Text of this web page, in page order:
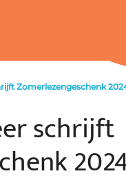
Zomerlezengeschenk
schrijft